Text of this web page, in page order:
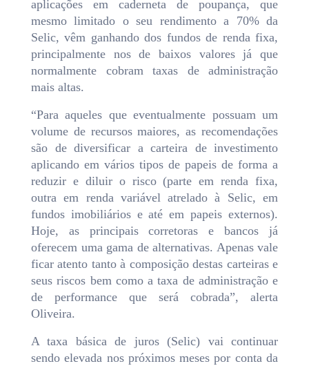
aplicações em caderneta de poupança, que
mesmo limitado o seu rendimento a 70% da
Selic, vêm ganhando dos fundos de renda fixa,
principalmente nos de baixos valores já que
normalmente cobram taxas de administração
mais altas.
“Para aqueles que eventualmente possuam um
volume de recursos maiores, as recomendações
são de diversificar a carteira de investimento
aplicando em vários tipos de papeis de forma a
reduzir e diluir o risco (parte em renda fixa,
outra em renda variável atrelado à Selic, em
fundos imobiliários e até em papeis externos).
Hoje, as principais corretoras e bancos já
oferecem uma gama de alternativas. Apenas vale
ficar atento tanto à composição destas carteiras e
seus riscos bem como a taxa de administração e
de performance que será cobrada”, alerta
Oliveira.
A taxa básica de juros (Selic) vai continuar
sendo elevada nos próximos meses por conta da